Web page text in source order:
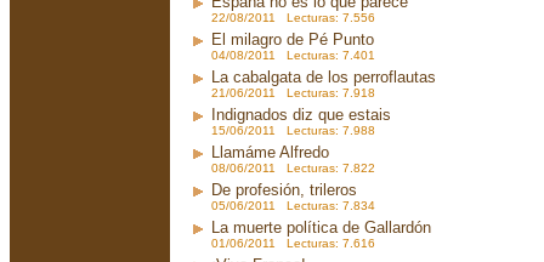
22/08/2011 Lecturas: 7.556
El milagro de Pé Punto
04/08/2011 Lecturas: 7.401
La cabalgata de los perroflautas
21/06/2011 Lecturas: 7.918
Indignados diz que estais
15/06/2011 Lecturas: 7.988
Llamáme Alfredo
08/06/2011 Lecturas: 7.822
De profesión, trileros
05/06/2011 Lecturas: 7.834
La muerte política de Gallardón
01/06/2011 Lecturas: 7.616